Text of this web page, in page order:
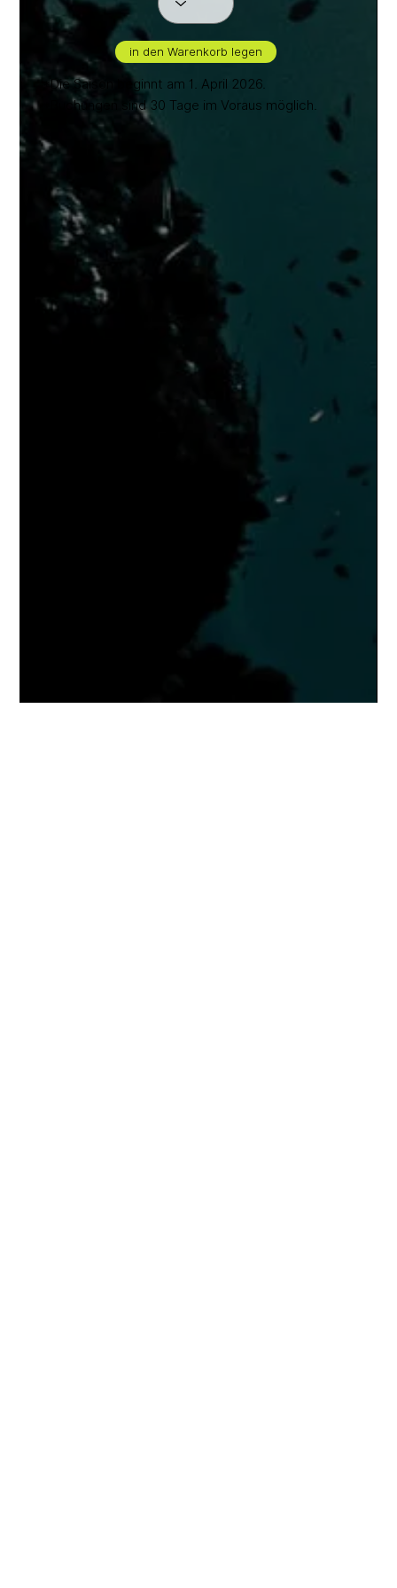
in den Warenkorb legen
*Die Saison beginnt am 1. April 2026.
*Buchungen sind 30 Tage im Voraus möglich.